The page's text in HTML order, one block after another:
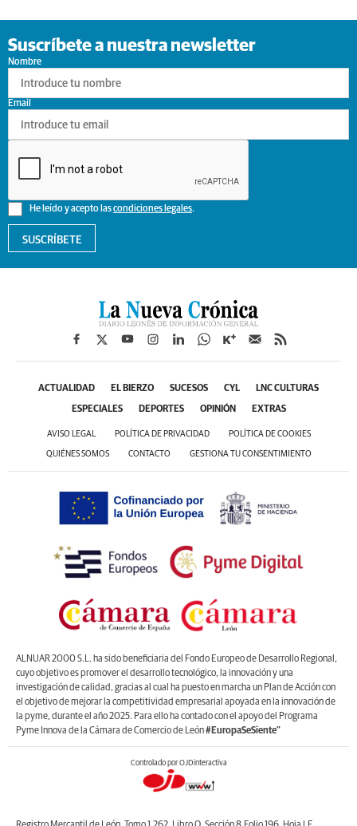
Suscríbete a nuestra newsletter
Nombre
He leído y acepto lascondiciones legales.
Email
SUSCRÍBETE
ACTUALIDAD EL BIERZO SUCESOS CYL LNC CULTURAS
ESPECIALES DEPORTES OPINIÓN EXTRAS
AVISO LEGAL POLÍTICA DE PRIVACIDAD POLÍTICA DE COOKIES
QUIÉNES SOMOS CONTACTO GESTIONA TU CONSENTIMIENTO
ALNUAR 2000 S.L. ha sido beneficiaria del Fondo Europeo de Desarrollo Regional,
cuyo objetivo es promover el desarrollo tecnológico, la innovación y una
investigación de calidad, gracias al cual ha puesto en marcha un Plan de Acción con
el objetivo de mejorar la competitividad empresarial apoyada en la innovación de
la pyme, durante el año 2025. Para ello ha contado con el apoyo del Programa
Pyme Innova de la Cámara de Comercio de León#EuropaSeSiente”
Controlado por OJDinteractiva